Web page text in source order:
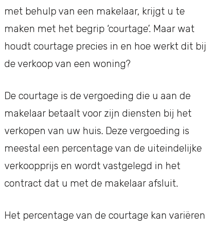
met behulp van een makelaar, krijgt u te
maken met het begrip ‘courtage’. Maar wat
houdt courtage precies in en hoe werkt dit bij
de verkoop van een woning?
De courtage is de vergoeding die u aan de
makelaar betaalt voor zijn diensten bij het
verkopen van uw huis. Deze vergoeding is
meestal een percentage van de uiteindelijke
verkoopprijs en wordt vastgelegd in het
contract dat u met de makelaar afsluit.
Het percentage van de courtage kan variëren